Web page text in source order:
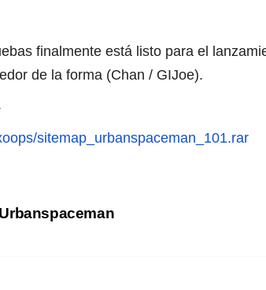
finalmente está listo para el
de la forma (Chan / GIJoe).
sitemap_urbanspaceman_101.rar